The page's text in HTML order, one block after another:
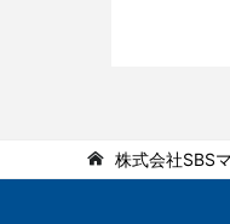
株式会社SBS